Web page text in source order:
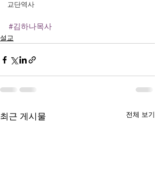
교단역사
#김하나목사
설교
최근 게시물 전체 보기